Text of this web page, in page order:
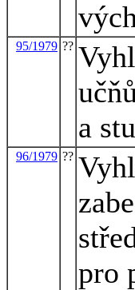
95/1979 ??
a
96/1979 ??
pro